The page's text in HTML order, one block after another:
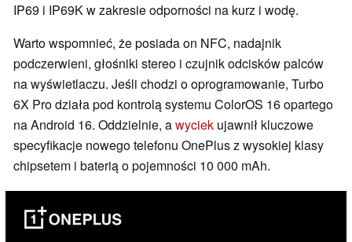
IP69 i IP69K w zakresie odporności na kurz i wodę.
Warto wspomnieć, że posiada on NFC, nadajnik
podczerwieni, głośniki stereo i czujnik odcisków palców
na wyświetlaczu. Jeśli chodzi o oprogramowanie, Turbo
6X Pro działa pod kontrolą systemu ColorOS 16 opartego
na Android 16. Oddzielnie, awyciek ujawnił kluczowe
specyfikacje nowego telefonu OnePlus z wysokiej klasy
chipsetem i baterią o pojemności 10 000 mAh.